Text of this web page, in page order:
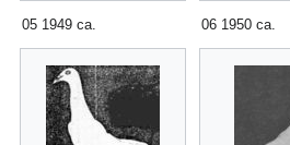
05 1949 ca. 06 1950 ca.